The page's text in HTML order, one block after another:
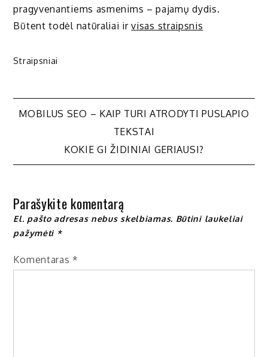
pragyvenantiems asmenims – pajamų dydis.
Būtent todėl natūraliai irvisas straipsnis
Straipsniai
Navigacija
MOBILUS SEO – KAIP TURI ATRODYTI PUSLAPIO
TEKSTAI
KOKIE GI ŽIDINIAI GERIAUSI?
Parašykite komentarą
El. pašto adresas nebus skelbiamas. Būtini laukeliai
pažymėti *
Komentaras *